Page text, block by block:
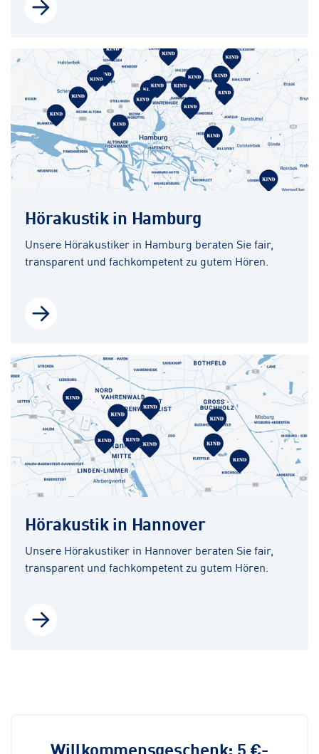
Hörakustik in Hamburg
Unsere Hörakustiker in Hamburg beraten Sie fair,
transparent und fachkompetent zu gutem Hören.
Hörakustik in Hannover
Unsere Hörakustiker in Hannover beraten Sie fair,
transparent und fachkompetent zu gutem Hören.
Willkommensgeschenk: 5 €-